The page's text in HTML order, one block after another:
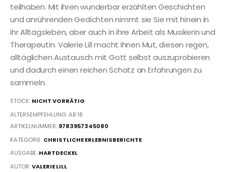
teilhaben. Mit ihren wunderbar erzählten Geschichten
und anrührenden Gedichten nimmt sie Sie mit hinein in
ihr Alltagsleben, aber auch in ihre Arbeit als Musikerin und
Therapeutin. Valerie Lill macht Ihnen Mut, diesen regen,
alltäglichen Austausch mit Gott selbst auszuprobieren
und dadurch einen reichen Schatz an Erfahrungen zu
sammeln.
STOCK: NICHT VORRÄTIG
ALTERSEMPFEHLUNG: AB 18
ARTIKELNUMMER: 9783957345080
KATEGORIE: CHRISTLICHE ERLEBNISBERICHTE
AUSGABE: HARTDECKEL
AUTOR:VALERIE LILL